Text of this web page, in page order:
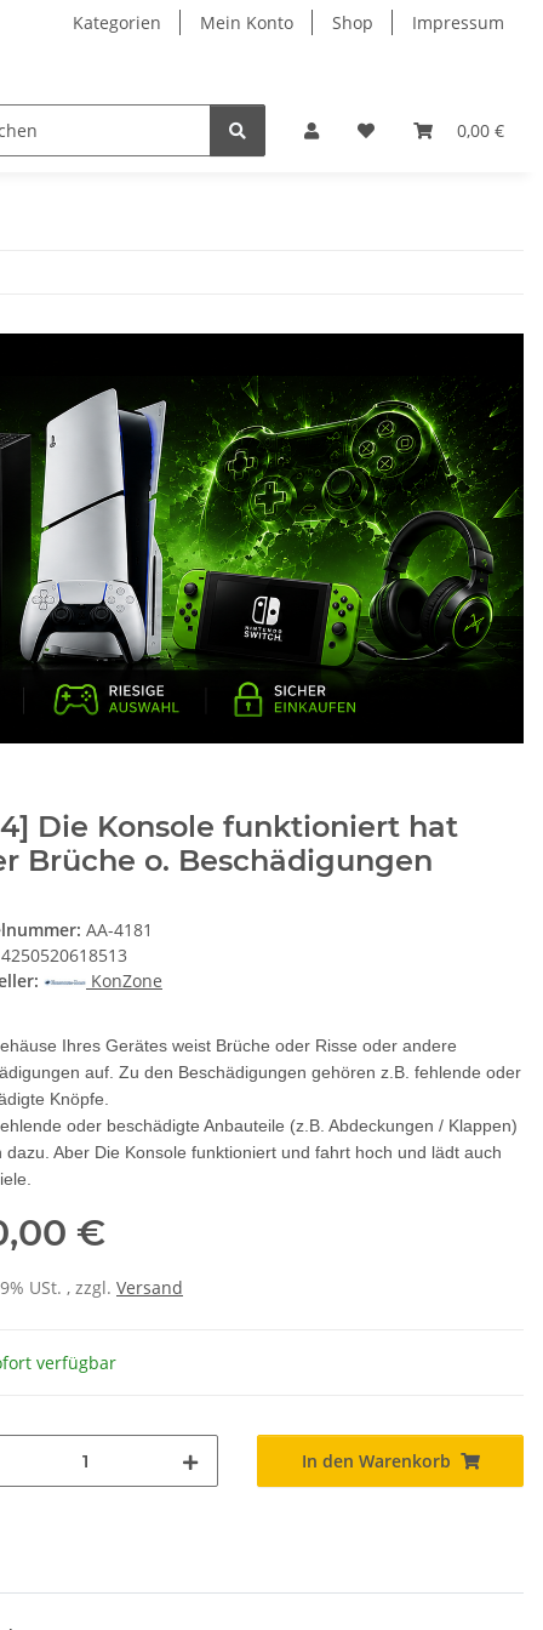
Kategorien Mein Konto Shop Impressum
0,00 €
Die Konsole funktioniert hat
Brüche o. Beschädigungen
AA-4181
4250520618513
KonZone
Ihres Gerätes weist Brüche oder Risse oder andere
auf. Zu den Beschädigungen gehören z.B. fehlende oder
Knöpfe.
oder beschädigte Anbauteile (z.B. Abdeckungen / Klappen)
dazu. Aber Die Konsole funktioniert und fahrt hoch und lädt auch
€
USt. , zzgl. Versand
verfügbar
In den Warenkorb